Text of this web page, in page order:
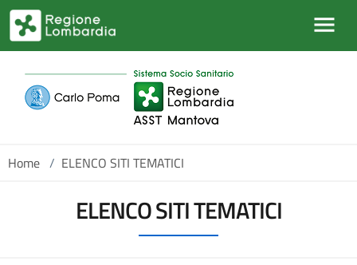
Salta al contenuto principale
Home / ELENCO SITI TEMATICI
ELENCO SITI TEMATICI